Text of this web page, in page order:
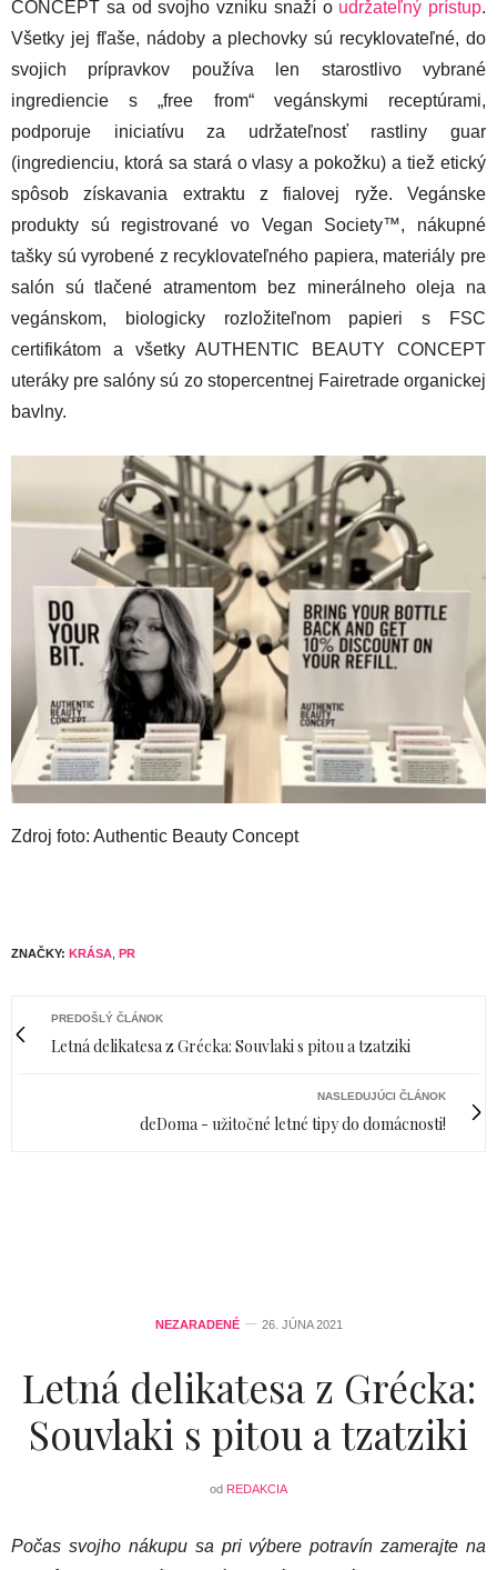
CONCEPT sa od svojho vzniku snaží o udržateľný prístup.
Všetky jej fľaše, nádoby a plechovky sú recyklovateľné, do
svojich prípravkov používa len starostlivo vybrané
ingrediencie s „free from“ vegánskymi receptúrami,
podporuje iniciatívu za udržateľnosť rastliny guar
(ingredienciu, ktorá sa stará o vlasy a pokožku) a tiež etický
spôsob získavania extraktu z fialovej ryže. Vegánske
produkty sú registrované vo Vegan Society™, nákupné
tašky sú vyrobené z recyklovateľného papiera, materiály pre
salón sú tlačené atramentom bez minerálneho oleja na
vegánskom, biologicky rozložiteľnom papieri s FSC
certifikátom a všetky AUTHENTIC BEAUTY CONCEPT
uteráky pre salóny sú zo stopercentnej Fairetrade organickej
bavlny.
Zdroj foto: Authentic Beauty Concept
ZNAČKY: KRÁSA PR
PREDOŠLÝ ČLÁNOK
Letná delikatesa z Grécka: Souvlaki s pitou a tzatziki
NASLEDUJÚCI ČLÁNOK
deDoma - užitočné letné tipy do domácnosti!
NEZARADENÉ 26. JÚNA 2021
Letná delikatesa z Grécka:
Souvlaki s pitou a tzatziki
od REDAKCIA
Počas svojho nákupu sa pri výbere potravín zamerajte na